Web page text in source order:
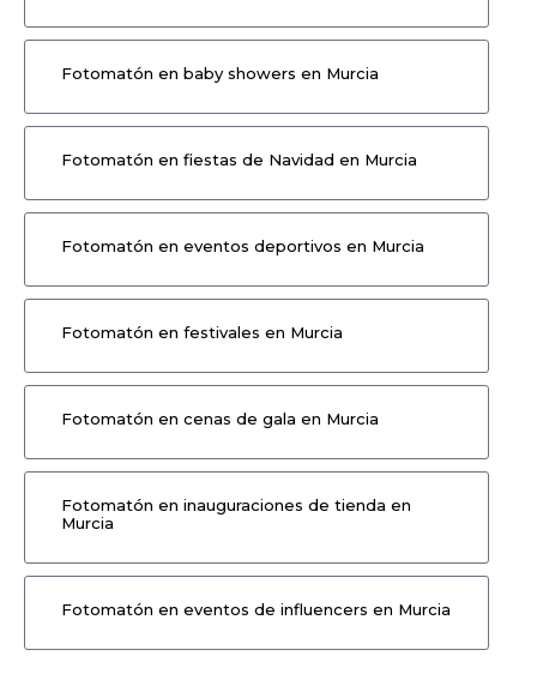
Fotomatón en baby showers en Murcia
Fotomatón en fiestas de Navidad en Murcia
Fotomatón en eventos deportivos en Murcia
Fotomatón en festivales en Murcia
Fotomatón en cenas de gala en Murcia
Fotomatón en inauguraciones de tienda en
Murcia
Fotomatón en eventos de influencers en Murcia